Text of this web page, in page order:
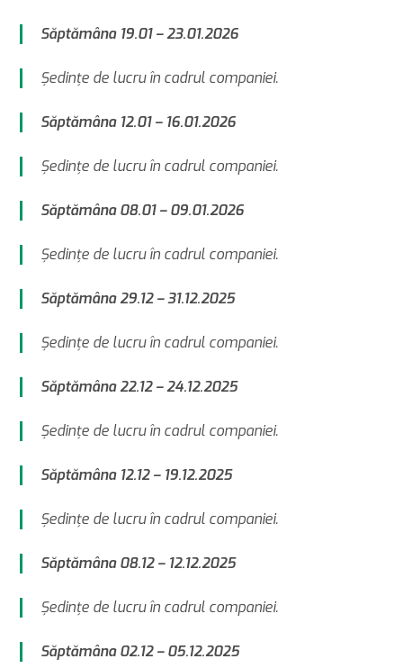
Săptămâna 19.01 – 23.01.2026
Şedinţe de lucru în cadrul companiei.
Săptămâna 12.01 – 16.01.2026
Şedinţe de lucru în cadrul companiei.
Săptămâna 08.01 – 09.01.2026
Şedinţe de lucru în cadrul companiei.
Săptămâna 29.12 – 31.12.2025
Şedinţe de lucru în cadrul companiei.
Săptămâna 22.12 – 24.12.2025
Şedinţe de lucru în cadrul companiei.
Săptămâna 12.12 – 19.12.2025
Şedinţe de lucru în cadrul companiei.
Săptămâna 08.12 – 12.12.2025
Şedinţe de lucru în cadrul companiei.
Săptămâna 02.12 – 05.12.2025